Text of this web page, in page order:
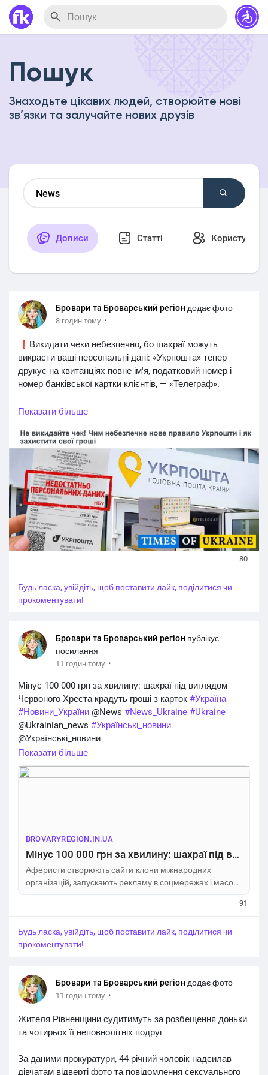
Пошук
Знаходьте цікавих людей, створюйте нові
зв’язки та залучайте нових друзів
Дописи Статті Користувачі
Бровари та Броварський регіон додає фото
8 годин тому ·
❗️Викидати чеки небезпечно, бо шахраї можуть
викрасти ваші персональні дані: «Укрпошта» тепер
друкує на квитанціях повне ім'я, податковий номер і
номер банківської картки клієнтів, — «Телеграф».
Без цієї інформації не можна ні отримати пенсію, ні
#Україна #Новини_України@News#News_Ukraine
#Ukraine@Ukrainian_news#Українські_новини
@Українські_новини
Показати більше
80
Будь ласка, увійдіть, щоб поставити лайк, поділитися чи
прокоментувати!
Бровари та Броварський регіон публікує
посилання
11 годин тому ·
Мінус 100 000 грн за хвилину: шахраї під виглядом
Червоного Хреста крадуть гроші з карток #Україна
#Новини_України @News #News_Ukraine #Ukraine
@Ukrainian_news #Українські_новини
@Українські_новини
#криміналhttps://brovaryregion.in.ua/?p=50301
Показати більше
BROVARYREGION.IN.UA
Мінус 100 000 грн за хвилину: шахраї під виглядом Червоного Хреста крадуть гроші з карток
Аферисти створюють сайти-клони міжнародних
організацій, запускають рекламу в соцмережах і масово
розсилають фішингові посилання через месенджери.
«Червоний Хрест нараховує матеріальну допомогу —
перейдіть
91
Будь ласка, увійдіть, щоб поставити лайк, поділитися чи
прокоментувати!
Бровари та Броварський регіон додає фото
11 годин тому ·
Жителя Рівненщини судитимуть за розбещення доньки
та чотирьох її неповнолітніх подруг
За даними прокуратури, 44-річний чоловік надсилав
дівчатам відверті фото та повідомлення сексуального